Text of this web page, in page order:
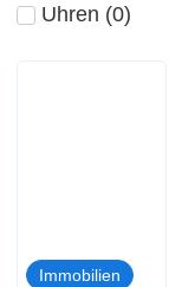
Uhren (0)
Immobilien